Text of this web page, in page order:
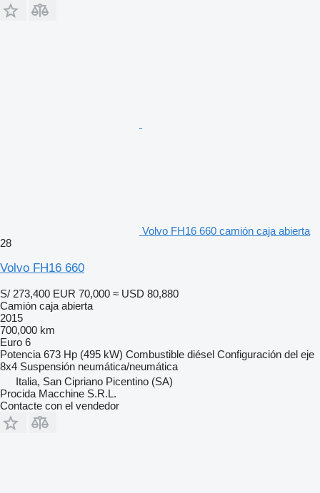
Volvo FH16 660 camión caja abierta
28
Volvo FH16 660
S/ 273,400 EUR 70,000 ≈ USD 80,880
Camión caja abierta
2015
700,000 km
Euro 6
Potencia 673 Hp (495 kW) Combustible diésel Configuración del eje
8x4 Suspensión neumática/neumática
Italia, San Cipriano Picentino (SA)
Procida Macchine S.R.L.
Contacte con el vendedor